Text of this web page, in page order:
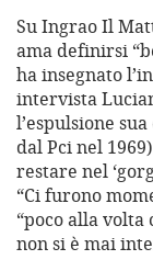
Su Ingrao Il
ama definirsi
ha insegnato
intervista
l’espulsione
dal Pci nel
restare nel
“Ci furono
“poco alla
non si è mai